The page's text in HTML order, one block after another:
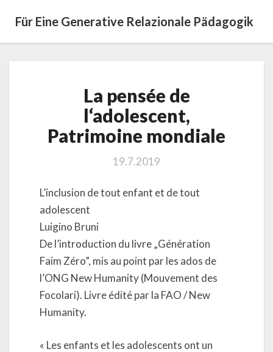
Für Eine Generative Relazionale Pädagogik
pensée
de
l‘adolescent,
Patrimoine
mondiale
La pensée de
l‘adolescent,
Patrimoine mondiale
19.7.2019
L’inclusion de tout enfant et de tout
adolescent
Luigino Bruni
De l’introduction du livre „Génération
Faim Zéro”, mis au point par les ados de
l’ONG New Humanity (Mouvement des
Focolari). Livre édité par la FAO / New
Humanity.
« Les enfants et les adolescents ont un